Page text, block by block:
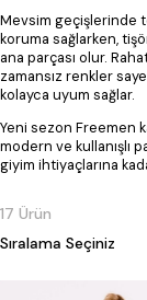
Mevsim geçişlerinde
koruma sağlarken,
ana parçası olur.
zamansız renkler
kolayca uyum sağlar.
Yeni sezon Freemen
modern ve kullanışlı
giyim ihtiyaçlarına
17 Ürün